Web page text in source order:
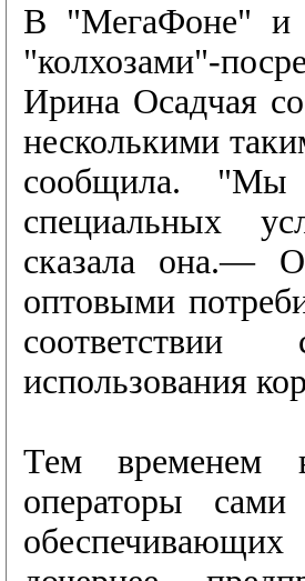
В "МегаФоне" и
"колхозами"-
Ирина Осадчая
несколькими
сообщила. "Мы
специальных
сказала она.—
оптовыми
использования
Тем временем
операторы сами